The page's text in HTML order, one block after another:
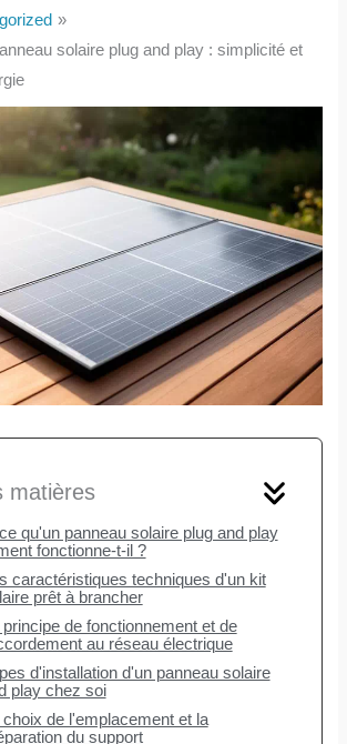
solaire plug and play : simplicité et
matières
qu'un panneau solaire plug and play
fonctionne-t-il ?
caractéristiques techniques d'un kit
prêt à brancher
principe de fonctionnement et de
au réseau électrique
d'installation d'un panneau solaire
play chez soi
choix de l'emplacement et la
du support